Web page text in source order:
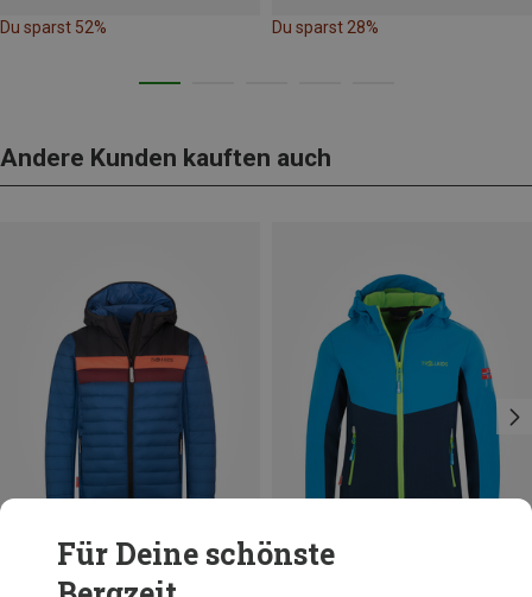
Du sparst 52% Du sparst 28%
Andere Kunden kauften auch
Du sparst bis 40%
Für Deine schönste